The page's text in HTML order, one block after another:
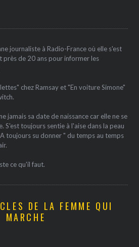
journaliste à Radio-France où elle s'est
près de 20 ans pour informer les
chez Ramsay et "En voiture Simone"
jamais sa date de naissance car elle ne se
S'est toujours sentie à l'aise dans la peau
toujours su donner " du temps au temps
ce qu'il faut.
DE LA FEMME QUI
MARCHE